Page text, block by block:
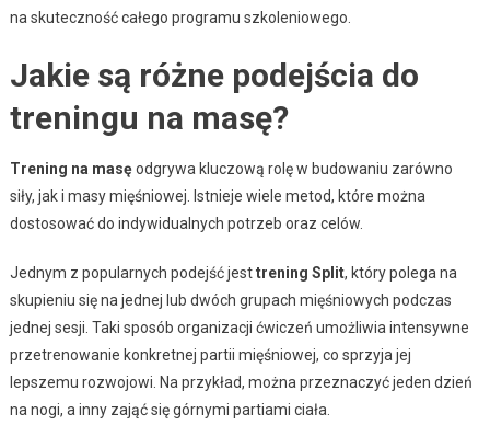
na skuteczność całego programu szkoleniowego.
Jakie są różne podejścia do
treningu na masę?
Trening na masęodgrywa kluczową rolę w budowaniu zarówno
siły, jak i masy mięśniowej. Istnieje wiele metod, które można
dostosować do indywidualnych potrzeb oraz celów.
Jednym z popularnych podejść jesttrening Split, który polega na
skupieniu się na jednej lub dwóch grupach mięśniowych podczas
jednej sesji. Taki sposób organizacji ćwiczeń umożliwia intensywne
przetrenowanie konkretnej partii mięśniowej, co sprzyja jej
lepszemu rozwojowi. Na przykład, można przeznaczyć jeden dzień
na nogi, a inny zająć się górnymi partiami ciała.